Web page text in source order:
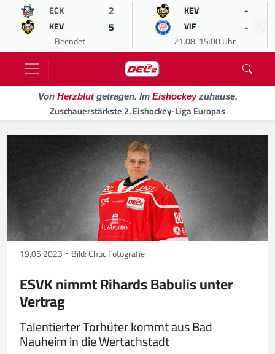
ECK 2
KEV 5
Beendet
KEV -
VIF -
21.08. 15:00 Uhr
Von Herzblutgetragen. Im Eishockeyzuhause.
Zuschauerstärkste 2. Eishockey-Liga Europas
19.05.2023 Bild: Chuc Fotografie
ESVK nimmt Rihards Babulis unter
Vertrag
Talentierter Torhüter kommt aus Bad
Nauheim in die Wertachstadt